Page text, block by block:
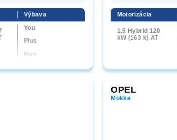
Výbava
You
Plus
Max
Motorizácia
1.5 Hybrid 120
kW (163 k) AT
OPEL
Mokka